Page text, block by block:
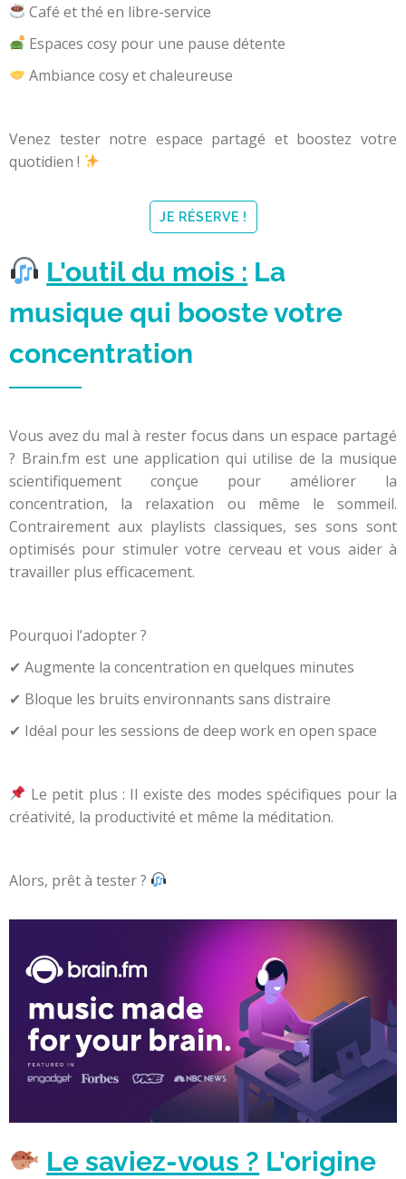
Café et thé en libre-service
Espaces cosy pour une pause détente
Ambiance cosy et chaleureuse
Venez tester notre espace partagé et boostez votre
quotidien !
JE RÉSERVE !
L'outil du mois : La
musique qui booste votre
concentration
Vous avez du mal à rester focus dans un espace partagé
? Brain.fm est une application qui utilise de la musique
scientifiquement conçue pour améliorer la
concentration, la relaxation ou même le sommeil.
Contrairement aux playlists classiques, ses sons sont
optimisés pour stimuler votre cerveau et vous aider à
travailler plus efficacement.
Pourquoi l’adopter ?
✔ Augmente la concentration en quelques minutes
✔ Bloque les bruits environnants sans distraire
✔ Idéal pour les sessions de deep work en open space
Le petit plus : Il existe des modes spécifiques pour la
créativité, la productivité et même la méditation.
Alors, prêt à tester ?
Le saviez-vous ? L'origine